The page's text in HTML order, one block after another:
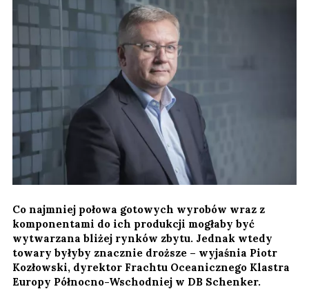
Co najmniej połowa gotowych wyrobów wraz z
komponentami do ich produkcji mogłaby być
wytwarzana bliżej rynków zbytu. Jednak wtedy
towary byłyby znacznie droższe – wyjaśnia Piotr
Kozłowski, dyrektor Frachtu Oceanicznego Klastra
Europy Północno-Wschodniej w DB Schenker.